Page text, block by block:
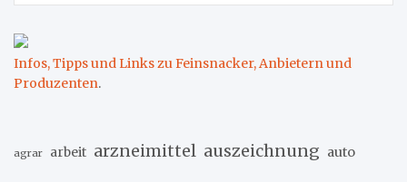
Infos, Tipps und Links zu Feinsnacker, Anbietern und
Produzenten.
agrar arbeit arzneimittel auszeichnung auto